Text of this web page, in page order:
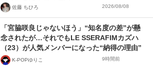
佐藤 ちひろ 2026/08/08
「宮脇咲良じゃないほう」“知名度の差”が懸
念されたが…それでもLE SSERAFIMカズハ
（23）が人気メンバーになった“納得の理由”
K-POPゆりこ 9時間前